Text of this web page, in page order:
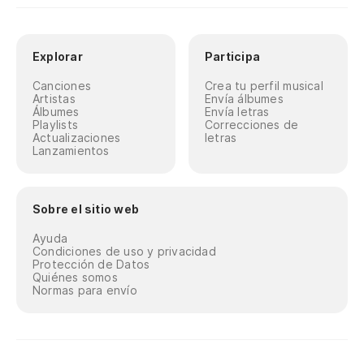
Explorar
Canciones
Artistas
Álbumes
Playlists
Actualizaciones
Lanzamientos
Participa
Crea tu perfil musical
Envía álbumes
Envía letras
Correcciones de
letras
Sobre el sitio web
Ayuda
Condiciones de uso y privacidad
Protección de Datos
Quiénes somos
Normas para envío